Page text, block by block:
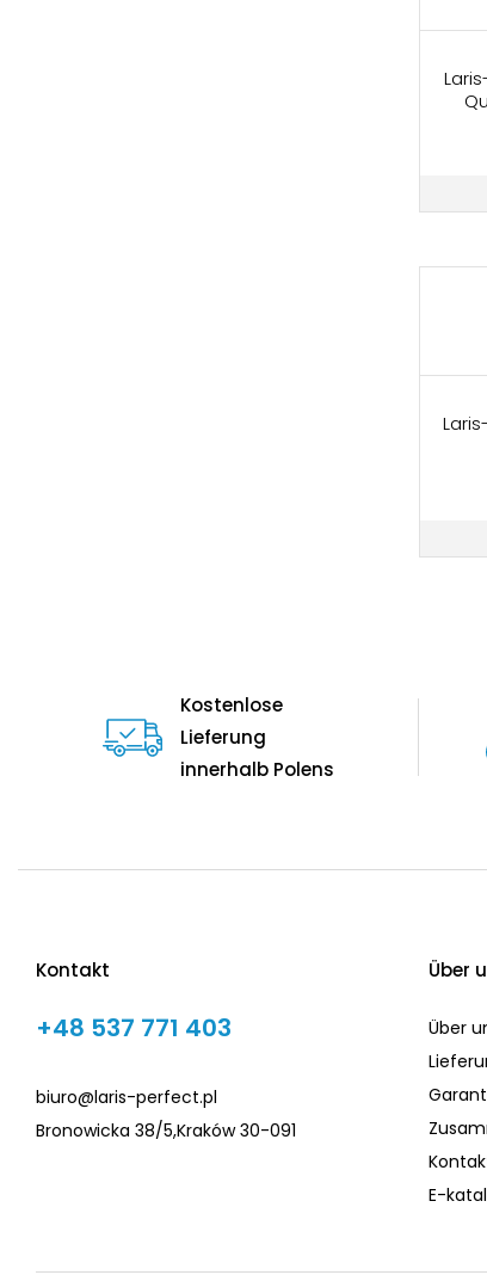
Kostenlose
Lieferung
innerhalb Polens
Kontakt
+48 537 771 403
biuro@laris-perfect.pl
Bronowicka 38/5,Kraków 30-091
Über
Über
E-